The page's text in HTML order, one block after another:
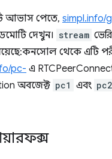
আভাস পেতে, simpl.info/
দেখুন। stream
রয়েছে: কনসোল থেকে এটি
pc- এ
অবজেক্ট pc1 এবং pc2